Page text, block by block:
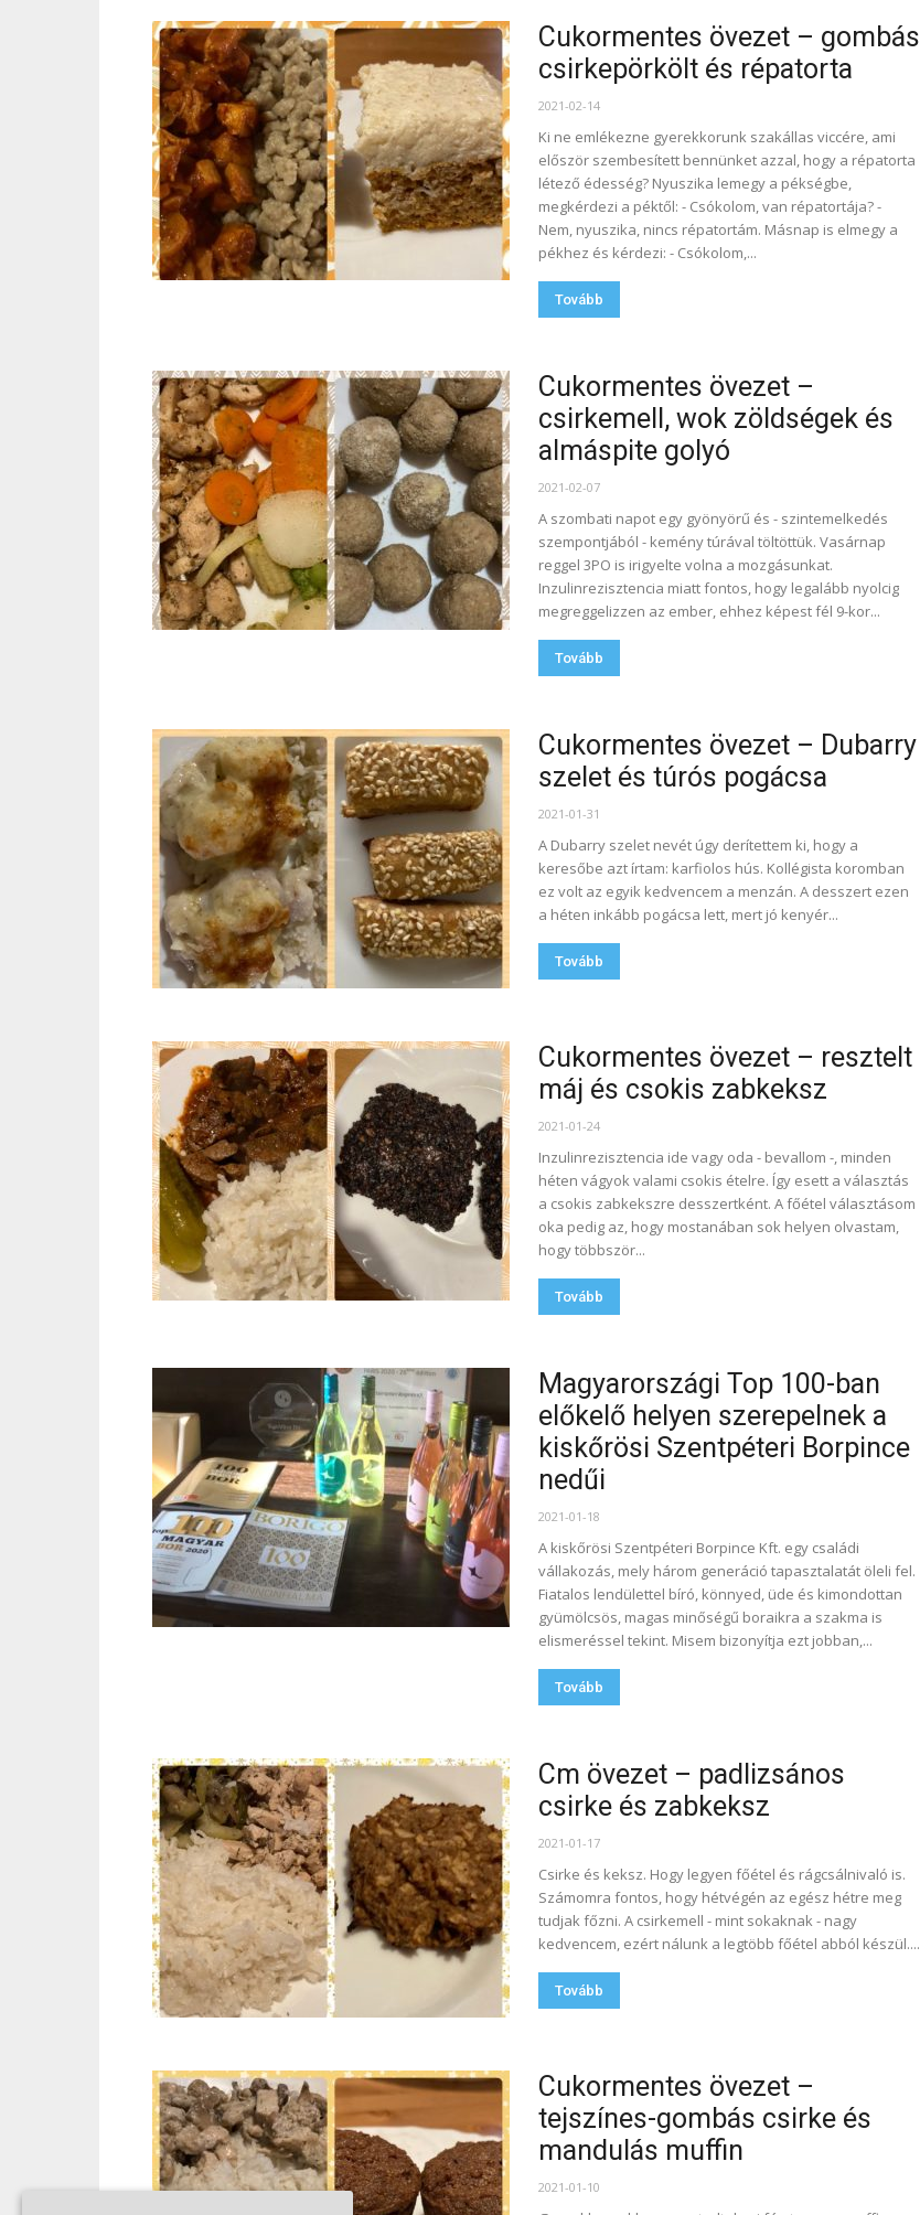
Cukormentes övezet – gombás
csirkepörkölt és répatorta
2021-02-14
Ki ne emlékezne gyerekkorunk szakállas viccére, ami
először szembesített bennünket azzal, hogy a répatorta
létező édesség? Nyuszika lemegy a pékségbe,
megkérdezi a péktől: - Csókolom, van répatortája? -
Nem, nyuszika, nincs répatortám. Másnap is elmegy a
pékhez és kérdezi: - Csókolom,...
Tovább
Cukormentes övezet –
csirkemell, wok zöldségek és
almáspite golyó
2021-02-07
A szombati napot egy gyönyörű és - szintemelkedés
szempontjából - kemény túrával töltöttük. Vasárnap
reggel 3PO is irigyelte volna a mozgásunkat.
Inzulinrezisztencia miatt fontos, hogy legalább nyolcig
megreggelizzen az ember, ehhez képest fél 9-kor...
Tovább
Cukormentes övezet – Dubarry
szelet és túrós pogácsa
2021-01-31
A Dubarry szelet nevét úgy derítettem ki, hogy a
keresőbe azt írtam: karfiolos hús. Kollégista koromban
ez volt az egyik kedvencem a menzán. A desszert ezen
a héten inkább pogácsa lett, mert jó kenyér...
Tovább
Cukormentes övezet – resztelt
máj és csokis zabkeksz
2021-01-24
Inzulinrezisztencia ide vagy oda - bevallom -, minden
héten vágyok valami csokis ételre. Így esett a választás
a csokis zabkekszre desszertként. A főétel választásom
oka pedig az, hogy mostanában sok helyen olvastam,
hogy többször...
Tovább
Magyarországi Top 100-ban
előkelő helyen szerepelnek a
kiskőrösi Szentpéteri Borpince
nedűi
2021-01-18
A kiskőrösi Szentpéteri Borpince Kft. egy családi
vállakozás, mely három generáció tapasztalatát öleli fel.
Fiatalos lendülettel bíró, könnyed, üde és kimondottan
gyümölcsös, magas minőségű boraikra a szakma is
elismeréssel tekint. Misem bizonyítja ezt jobban,...
Tovább
Cm övezet – padlizsános
csirke és zabkeksz
2021-01-17
Csirke és keksz. Hogy legyen főétel és rágcsálnivaló is.
Számomra fontos, hogy hétvégén az egész hétre meg
tudjak főzni. A csirkemell - mint sokaknak - nagy
kedvencem, ezért nálunk a legtöbb főétel abból készül....
Tovább
Cukormentes övezet –
tejszínes-gombás csirke és
mandulás muffin
2021-01-10